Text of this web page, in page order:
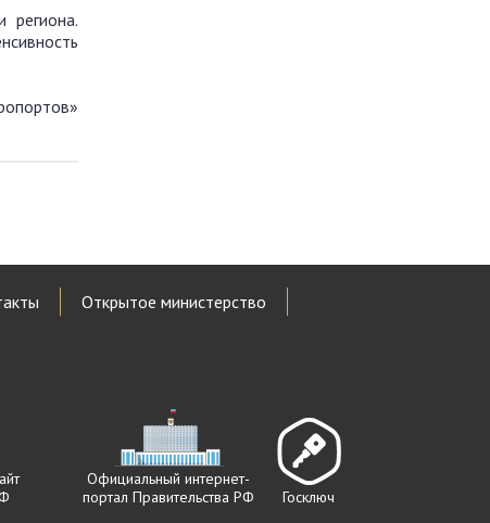
региона.
Открытое министерство
Официальный интернет-
портал Правительства РФ
Госключ